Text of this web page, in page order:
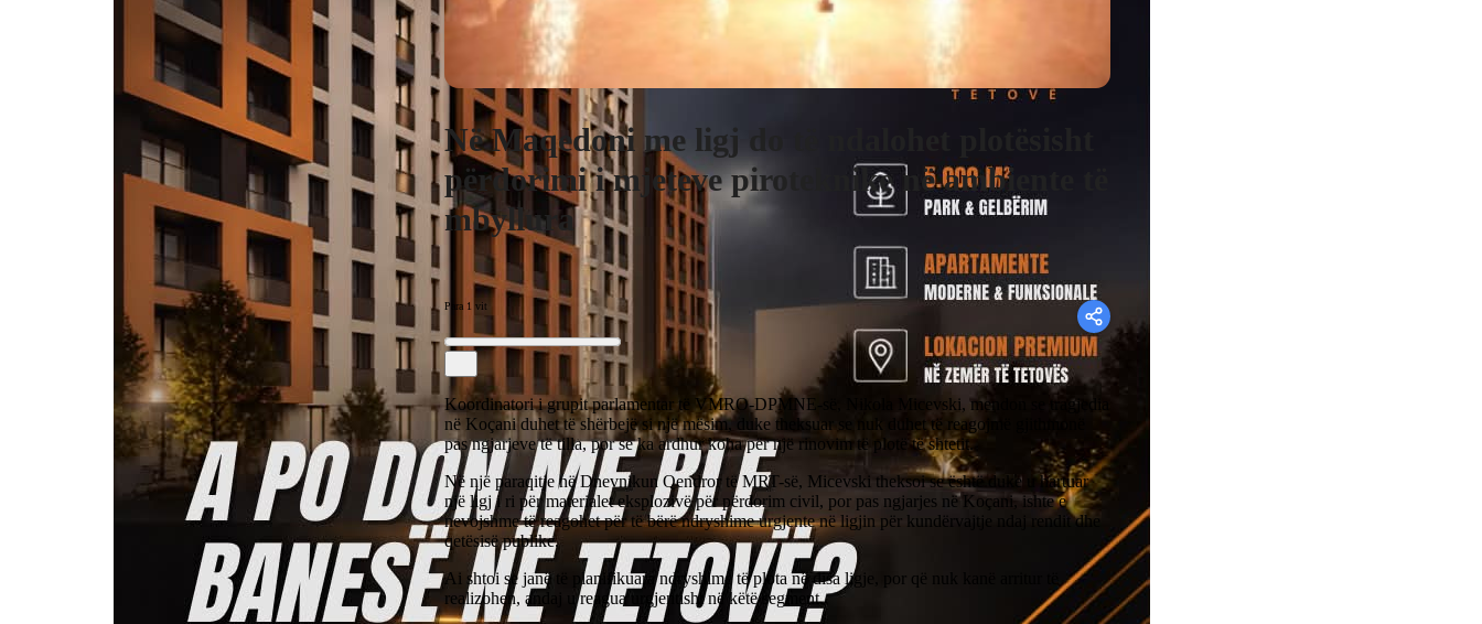
Në Maqedoni me ligj do të ndalohet plotësisht
përdorimi i mjeteve piroteknike në ambiente të
mbyllura
Para 1 vit
Koordinatori i grupit parlamentar të VMRO-DPMNE-së, Nikola Micevski, mendon se tragjedia
në Koçani duhet të shërbejë si një mësim, duke theksuar se nuk duhet të reagojmë gjithmonë
pas ngjarjeve të tilla, por se ka ardhur koha për një rinovim të plotë të shtetit.
Në një paraqitje në Dnevnikun Qendror të MRT-së, Micevski theksoi se është duke u hartuar
një ligj i ri për materialet eksplozivë për përdorim civil, por pas ngjarjes në Koçani, ishte e
nevojshme të reagohet për të bërë ndryshime urgjente në ligjin për kundërvajtje ndaj rendit dhe
qetësisë publike.
Ai shtoi se janë të planifikuara ndryshime të plota në disa ligje, por që nuk kanë arritur të
realizohen, andaj u reagua urgjentisht në këtë segment.